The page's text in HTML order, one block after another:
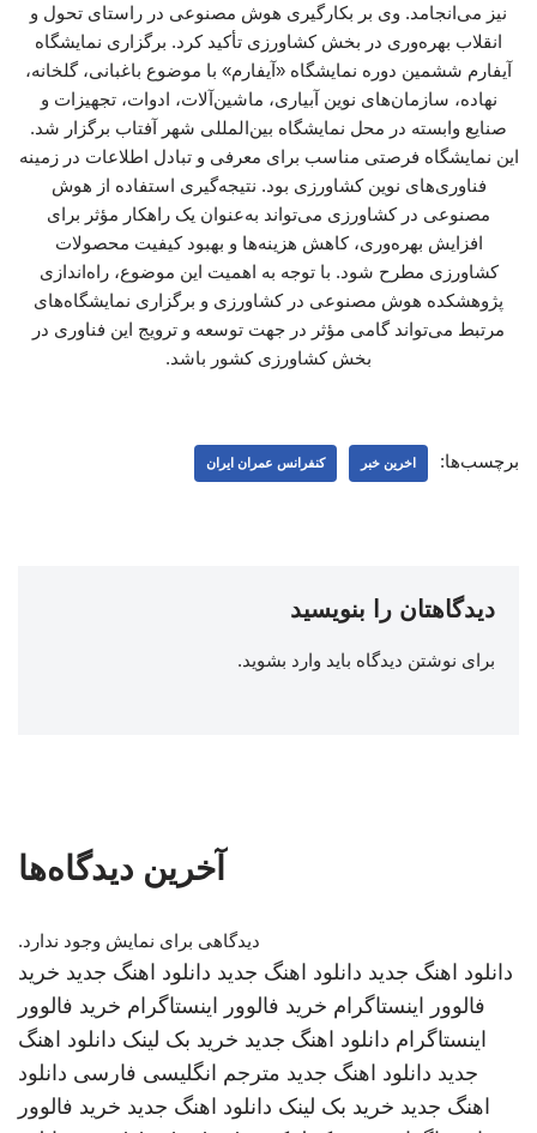
نیز می‌انجامد. وی بر بکارگیری هوش مصنوعی در راستای تحول و
انقلاب بهره‌وری در بخش کشاورزی تأکید کرد. برگزاری نمایشگاه
آیفارم ششمین دوره نمایشگاه «آیفارم» با موضوع باغبانی، گلخانه،
نهاده، سازمان‌های نوین آبیاری، ماشین‌آلات، ادوات، تجهیزات و
صنایع وابسته در محل نمایشگاه بین‌المللی شهر آفتاب برگزار شد.
این نمایشگاه فرصتی مناسب برای معرفی و تبادل اطلاعات در زمینه
فناوری‌های نوین کشاورزی بود. نتیجه‌گیری استفاده از هوش
مصنوعی در کشاورزی می‌تواند به‌عنوان یک راهکار مؤثر برای
افزایش بهره‌وری، کاهش هزینه‌ها و بهبود کیفیت محصولات
کشاورزی مطرح شود. با توجه به اهمیت این موضوع، راه‌اندازی
پژوهشکده هوش مصنوعی در کشاورزی و برگزاری نمایشگاه‌های
مرتبط می‌تواند گامی مؤثر در جهت توسعه و ترویج این فناوری در
بخش کشاورزی کشور باشد.
برچسب‌ها: اخرین خبر کنفرانس عمران ایران
دیدگاهتان را بنویسید
برای نوشتن دیدگاه باید وارد بشوید.
آخرین دیدگاه‌ها
دیدگاهی برای نمایش وجود ندارد.
دانلود اهنگ جدید دانلود اهنگ جدید دانلود اهنگ جدید خرید
فالوور اینستاگرام خرید فالوور اینستاگرام خرید فالوور
اینستاگرام دانلود اهنگ جدید خرید بک لینک دانلود اهنگ
جدید دانلود اهنگ جدید مترجم انگلیسی فارسی دانلود
اهنگ جدید خرید بک لینک دانلود اهنگ جدید خرید فالوور